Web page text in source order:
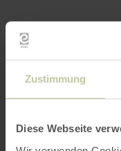
Zustimmung
Diese Webseite
Anfahrt von: